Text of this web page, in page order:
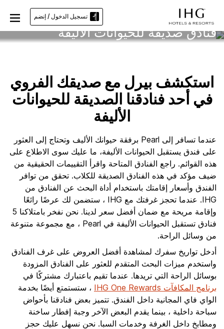
تسجيل الدخول / إنضم
فنادق صديقة للحيوانات الأليفة
استكشف بيرل مع صديقك الفروي
في أحد فنادقنا الصديقة للحيوانات
الأليفة
عندما تسافر إلى Pearl برفقة حيوانك الأليف وتحتاج إلى العثور
على فندق يستقبل الحيوانات الأليفة، ما عليك سوى الاطلاع على
هذه القوائم. راجع الفنادق المتاحة واقرأ التقييمات الحقيقية من
ضيف مؤكد في هذه الفنادق الصديقة للكلاب. تحقق من توافر
الفندق وأسعار إقامتك باستخدام أداة البحث عن الفنادق من
IHG. عندما تحجز غرفتك مع IHG ، ستضمن لك عرضًا رائعًا
وإقامة مريحة مع ضمان أفضل سعر لدينا. نحن نفخر بامتلاكنا 5
فنادق تستقبل الحيوانات الأليفة في Pearl ، مع مجموعة متنوعة
من وسائل الراحة.
أدخل تواريخ سفرك لمشاهدة أفضل العروض على غرف الفنادق
واستخدم ميزات البحث المتقدم للعثور على الفنادق المزودة
بوسائل الراحة التي تريدها. عندما تقيم باعتبارك مشتركًا في
برنامج المكافآت IHG One Rewards
، ستستمتع أيضًا بخدمة
الواي فاي المجانية داخل الفندق. تتميز بعض فنادقنا بأحواض
سباحة داخلية ، بينما يقدم البعض الآخر وجبة إفطار ساخنة
ومطابخ داخل الغرفة وخدمات السبا. نحن نسهل عليك حجز